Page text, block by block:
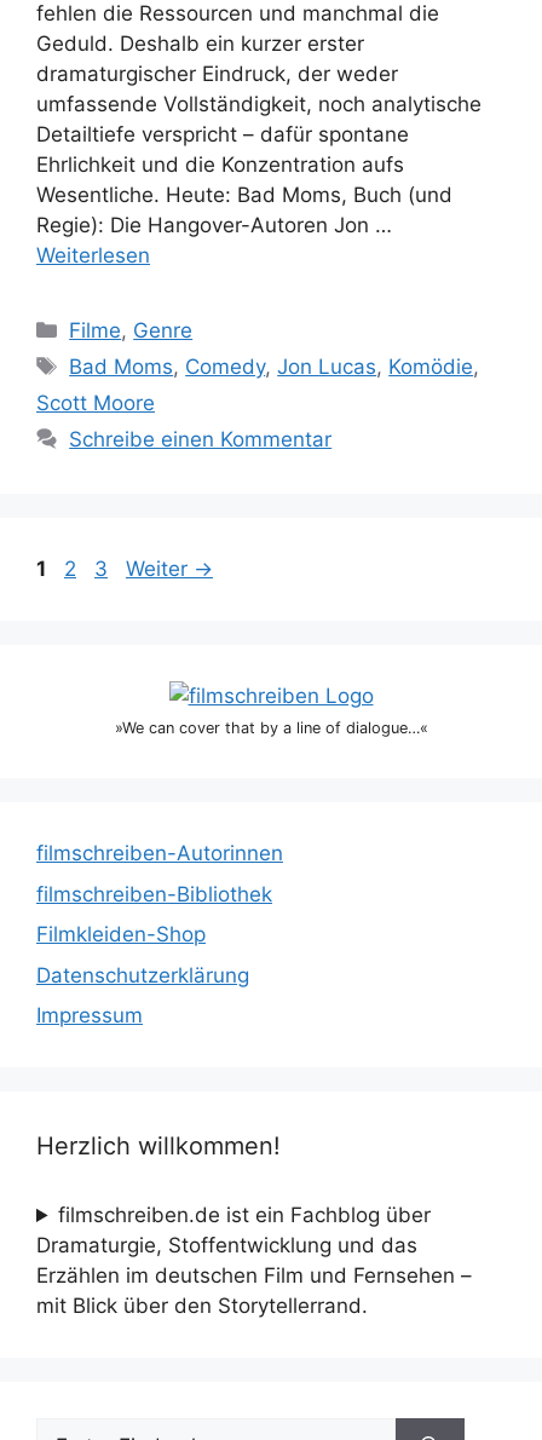
fehlen die Ressourcen und manchmal die
Geduld. Deshalb ein kurzer erster
dramaturgischer Eindruck, der weder
umfassende Vollständigkeit, noch analytische
Detailtiefe verspricht – dafür spontane
Ehrlichkeit und die Konzentration aufs
Wesentliche. Heute: Bad Moms, Buch (und
Regie): Die Hangover-Autoren Jon …
Weiterlesen
Kategorien
Filme, Genre
Schlagwörter
Bad Moms, Comedy,Jon Lucas, Komödie,
Scott Moore
Schreibe einen Kommentar
Seite
1 Seite
2 Seite
3 Weiter →
»We can cover that by a line of dialogue…«
filmschreiben-Autorinnen
filmschreiben-Bibliothek
Filmkleiden-Shop
Datenschutzerklärung
Impressum
Herzlich willkommen!
filmschreiben.de ist ein Fachblog über
Dramaturgie, Stoffentwicklung und das
Erzählen im deutschen Film und Fernsehen –
mit Blick über den Storytellerrand.
Suche